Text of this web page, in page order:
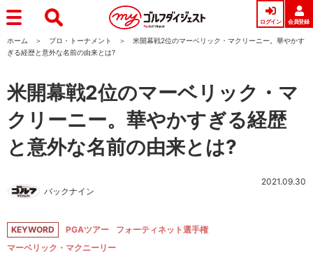
ログイン 会員登録
ホーム プロ・トーナメント
米開幕戦2位のマーベリック・マクリーニー。華やかす
ぎる経歴と意外な名前の由来とは?
米開幕戦2位のマーベリック・マ
クリーニー。華やかすぎる経歴
と意外な名前の由来とは?
バックナイン
2021.09.30
KEYWORD PGAツアー
フォーティネット選手権
マーベリック・マクニーリー